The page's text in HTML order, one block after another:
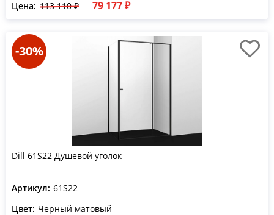
Цена: 113 110 ₽ 79 177 ₽
-30%
Dill 61S22 Душевой уголок
Артикул: 61S22
Цвет: Черный матовый